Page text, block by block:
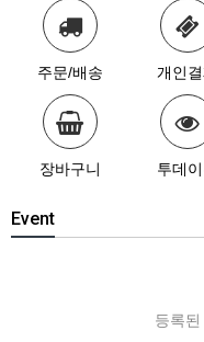
주문/배송 개인
장바구니 투데
Event
등록